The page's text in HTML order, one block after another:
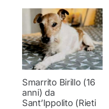
Smarrito Birillo (16
anni) da
Sant’Ippolito (Rieti